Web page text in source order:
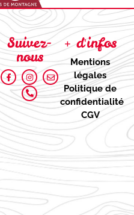
Suivez-
nous
+ d'infos
Mentions
légales
Politique de
confidentialité
CGV